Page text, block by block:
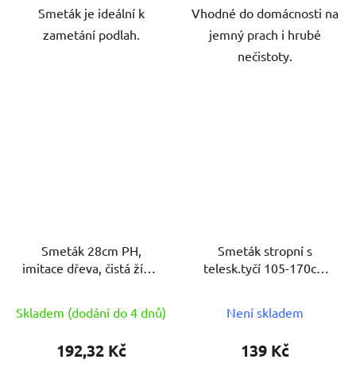
Smeták je ideální k
zametání podlah.
Vhodné do domácnosti na
jemný prach i hrubé
nečistoty.
Smeták 28cm PH,
imitace dřeva, čistá žíně,
Skladem (dodání do 4 dnů)
192,32 Kč
Smeták stropní s
telesk.tyčí 105-170cm
Není skladem
139 Kč